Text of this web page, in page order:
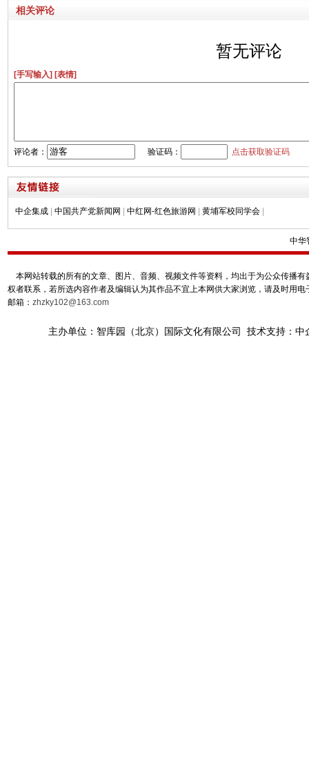
相关评论
暂无评论
[手写输入] [表情]
评论者： 验证码： 点击获取验证码
中企集成 | 中国共产党新闻网 | 中红网-红色旅游网 | 黄埔军校同学会 |
中华
本网站转载的所有的文章、图片、音频、视频文件等资料，均出于为公众传播
权者联系，若所选内容作者及编辑认为其作品不宜上本网供大家浏览，请及时用
邮箱： zhzky102@163.com
主办单位：智库园（北京）国际文化有限公司 技术支持：